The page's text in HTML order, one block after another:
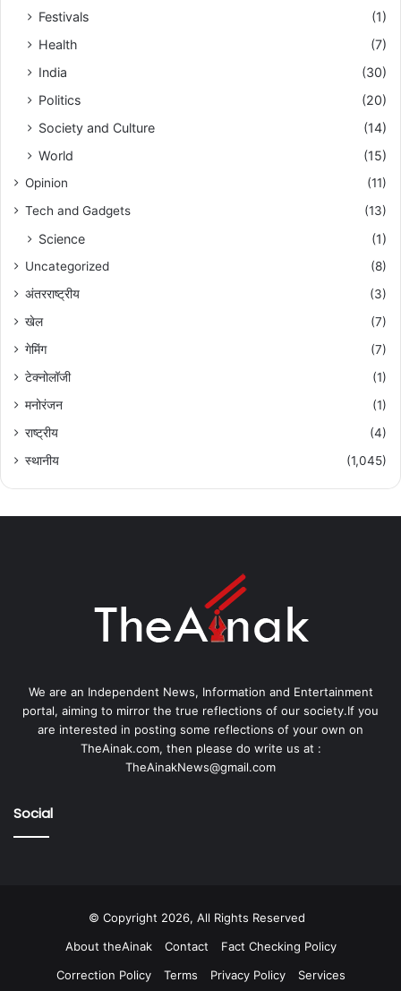
Festivals
(1)
Health
(7)
India
(30)
Politics
(20)
Society and Culture
(14)
World
(15)
Opinion
(11)
Tech and Gadgets
(13)
Science (1)
Uncategorized
(8)
अंतरराष्ट्रीय
(3)
खेल
(7)
गेमिंग
(7)
टेक्नोलॉजी
(1)
मनोरंजन
(1)
राष्ट्रीय
(4)
स्थानीय
(1,045)
We are an Independent News, Information and Entertainment
portal, aiming to mirror the true reflections of our society.If you
are interested in posting some reflections of your own on
TheAinak.com, then please do write us at :
TheAinakNews@gmail.com
Social
© Copyright 2026, All Rights Reserved
About theAinak
Contact
Fact Checking Policy
Correction Policy
Terms Privacy Policy Services